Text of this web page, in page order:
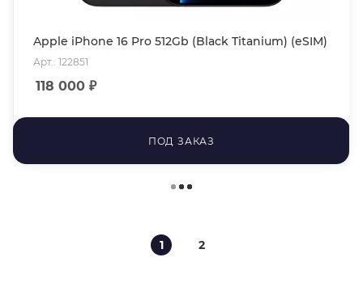
Apple iPhone 16 Pro 512Gb (Black Titanium) (eSIM)
Арт.: 122851
118 000 ₽
ПОД ЗАКАЗ
1 2